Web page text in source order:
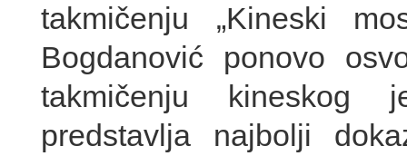
takmičenju „Kineski
Bogdanović ponovo
takmičenju kineskog
predstavlja najbolji